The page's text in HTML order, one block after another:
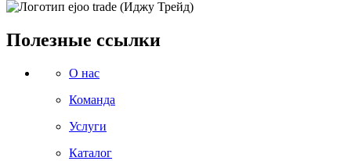
Полезные ссылки
О нас
Команда
Услуги
Каталог